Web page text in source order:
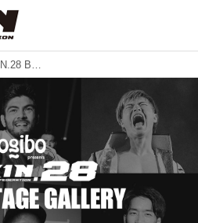
Yogibo presents RIZIN.28 BACKSTAGE GALLERY